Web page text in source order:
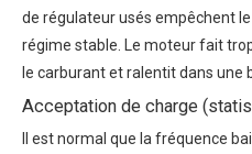
de régulateur usés empêchent
régime stable. Le moteur fait
le carburant et ralentit dans une
Acceptation de charge
Il est normal que la fréquence